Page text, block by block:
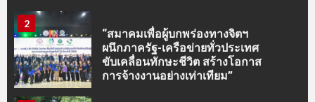
2
“สมาคมเพื่อผู้บกพร่องทางจิตฯ
ผนึกภาครัฐ-เครือข่ายทั่วประเทศ
ขับเคลื่อนทักษะชีวิต สร้างโอกาส
การจ้างงานอย่างเท่าเทียม”